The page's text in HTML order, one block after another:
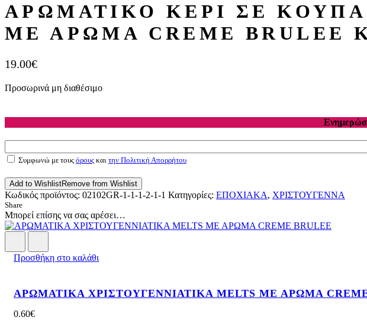
ΑΡΩΜΑΤΙΚΟ ΚΕΡΙ ΣΕ ΚΟΥΠΑ
ΜΕ ΑΡΩΜΑ CREME
19.00€
Προσωρινά μη διαθέσιμο
Συμφωνώ με τους όρους και την Πολιτική Απορρήτου
Add to WishlistRemove from Wishlist
Κωδικός προϊόντος: 02102GR-1-1-1-2-1-1 Κατηγορίες: ΕΠΟΧΙΑΚΑ, ΧΡΙΣΤΟΥΓΕΝΝΑ
Share
Μπορεί επίσης να σας αρέσει…
Προσθήκη στο καλάθι
ΑΡΩΜΑΤΙΚΑ ΧΡΙΣΤΟΥΓΕΝΝΙΑΤΙΚΑ MELTS ΜΕ ΑΡΩΜΑ CREME
0.60€